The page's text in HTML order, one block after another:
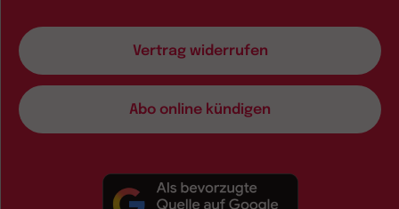
Vertrag widerrufen
Abo online kündigen